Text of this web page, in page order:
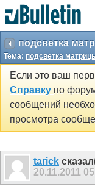
подсветка
Тема: подсветка
Если это ваш
Справку по
сообщений
просмотра
tarick
20.11.2011